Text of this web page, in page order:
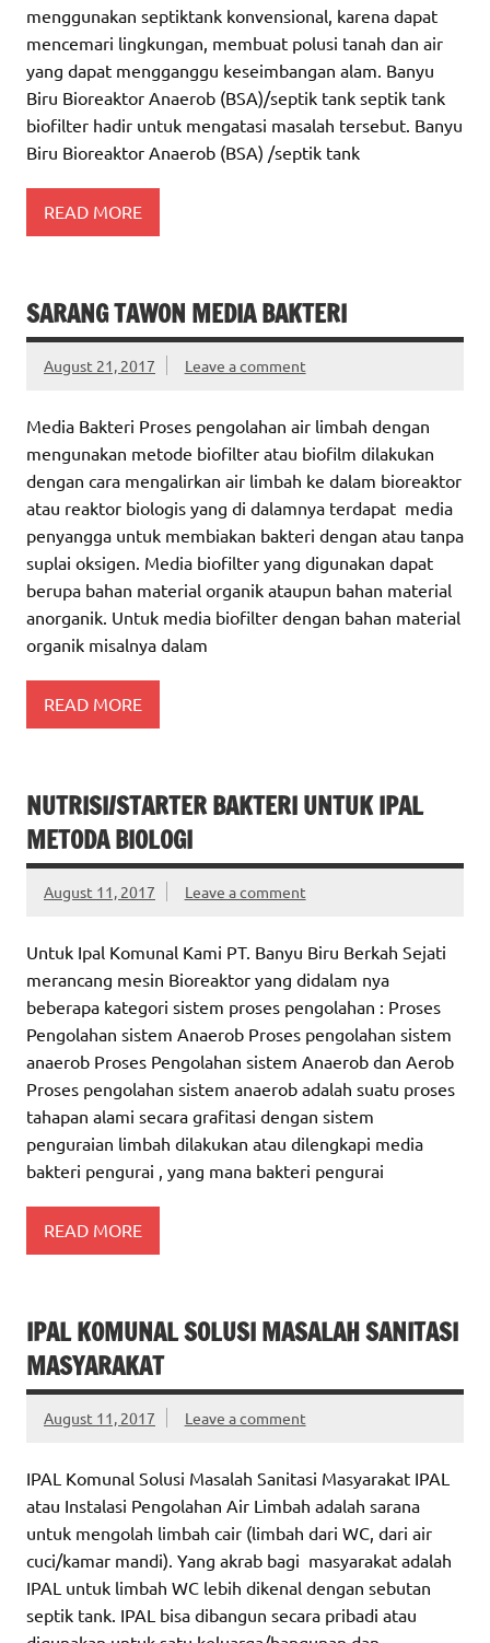
menggunakan septiktank konvensional, karena dapat
mencemari lingkungan, membuat polusi tanah dan air
yang dapat mengganggu keseimbangan alam. Banyu
Biru Bioreaktor Anaerob (BSA)/septik tank septik tank
biofilter hadir untuk mengatasi masalah tersebut. Banyu
Biru Bioreaktor Anaerob (BSA) /septik tank
READ MORE
SARANG TAWON MEDIA BAKTERI
August 21, 2017 Leave a comment
Media Bakteri Proses pengolahan air limbah dengan
mengunakan metode biofilter atau biofilm dilakukan
dengan cara mengalirkan air limbah ke dalam bioreaktor
atau reaktor biologis yang di dalamnya terdapat media
penyangga untuk membiakan bakteri dengan atau tanpa
suplai oksigen. Media biofilter yang digunakan dapat
berupa bahan material organik ataupun bahan material
anorganik. Untuk media biofilter dengan bahan material
organik misalnya dalam
READ MORE
NUTRISI/STARTER BAKTERI UNTUK IPAL
METODA BIOLOGI
August 11, 2017 Leave a comment
Untuk Ipal Komunal Kami PT. Banyu Biru Berkah Sejati
merancang mesin Bioreaktor yang didalam nya
beberapa kategori sistem proses pengolahan : Proses
Pengolahan sistem Anaerob Proses pengolahan sistem
anaerob Proses Pengolahan sistem Anaerob dan Aerob
Proses pengolahan sistem anaerob adalah suatu proses
tahapan alami secara grafitasi dengan sistem
penguraian limbah dilakukan atau dilengkapi media
bakteri pengurai , yang mana bakteri pengurai
READ MORE
IPAL KOMUNAL SOLUSI MASALAH SANITASI
MASYARAKAT
August 11, 2017 Leave a comment
IPAL Komunal Solusi Masalah Sanitasi Masyarakat IPAL
atau Instalasi Pengolahan Air Limbah adalah sarana
untuk mengolah limbah cair (limbah dari WC, dari air
cuci/kamar mandi). Yang akrab bagi masyarakat adalah
IPAL untuk limbah WC lebih dikenal dengan sebutan
septik tank. IPAL bisa dibangun secara pribadi atau